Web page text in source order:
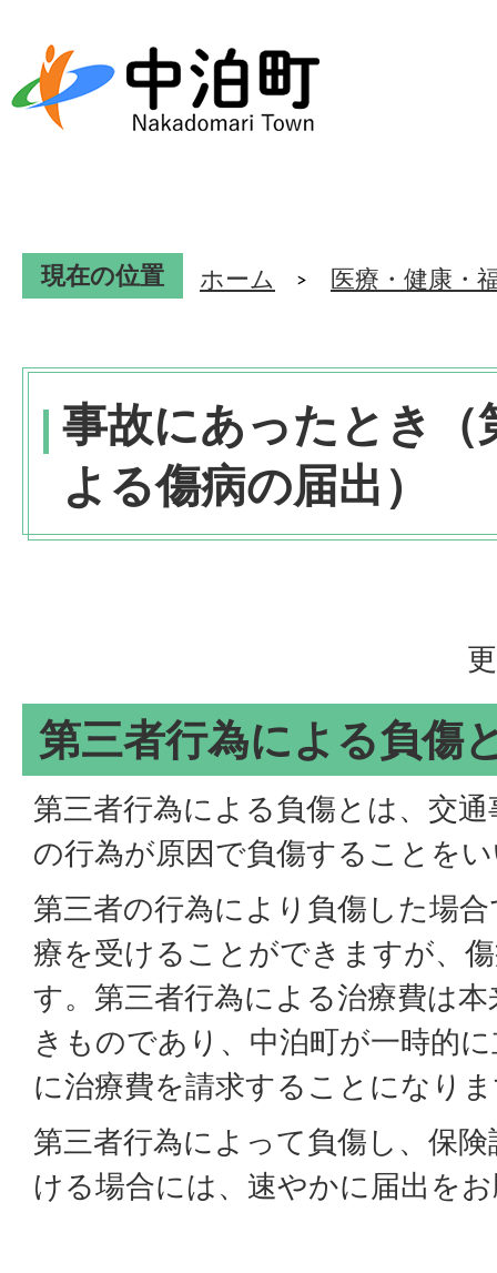
現在の位置 ホーム 医療・健康・
事故にあったとき（
よる傷病の届出）
第三者行為による負傷
第三者行為による負傷とは、交
の行為が原因で負傷することを
第三者の行為により負傷した場
療を受けることができますが、
す。第三者行為による治療費は
きものであり、中泊町が一時的
に治療費を請求することになり
第三者行為によって負傷し、保
ける場合には、速やかに届出を